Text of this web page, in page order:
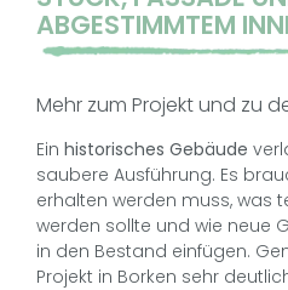
ABGESTIMMTEM
Mehr zum Projekt und zu
Ein historisches Gebäude
saubere Ausführung. Es
erhalten werden muss, was
werden sollte und wie neue
in den Bestand einfügen.
Projekt in Borken sehr